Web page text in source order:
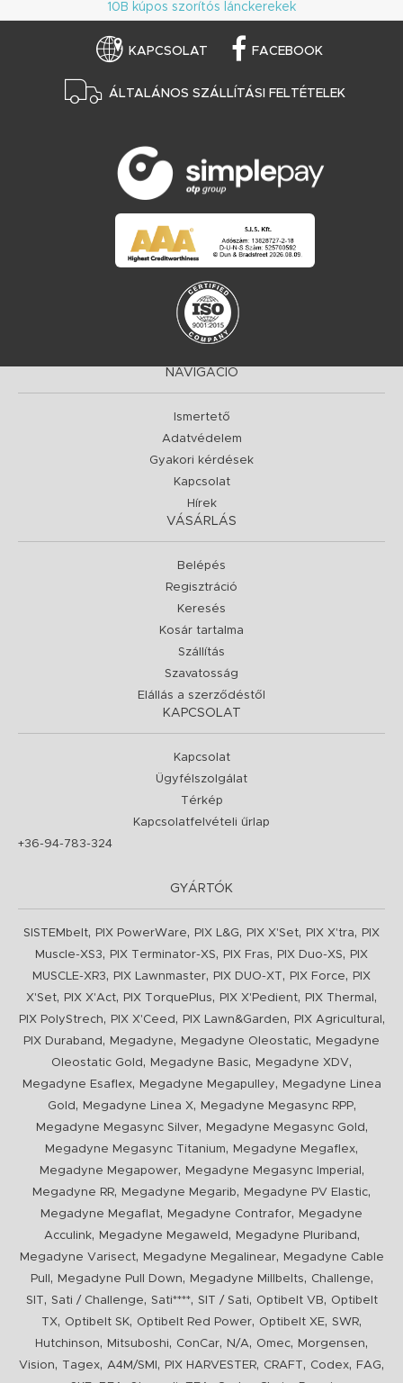
10B kúpos szorítós lánckerekek
KAPCSOLAT FACEBOOK
ÁLTALÁNOS SZÁLLÍTÁSI FELTÉTELEK
NAVIGÁCIÓ
Ismertető
Adatvédelem
Gyakori kérdések
Kapcsolat
Hírek
VÁSÁRLÁS
Belépés
Regisztráció
Keresés
Kosár tartalma
Szállítás
Szavatosság
Elállás a szerződéstől
KAPCSOLAT
Kapcsolat
Ügyfélszolgálat
Térkép
Kapcsolatfelvételi űrlap
+36-94-783-324
GYÁRTÓK
SISTEMbelt, PIX PowerWare, PIX L&G, PIX X'Set, PIX X'tra,
PIX
Muscle-XS3, PIX Terminator-XS, PIX Fras, PIX Duo-XS,
PIX
MUSCLE-XR3, PIX Lawnmaster, PIX DUO-XT , PIX Force,
PIX
X'Set, PIX X'Act, PIX TorquePlus, PIX X'Pedient, PIX Thermal ,
PIX PolyStrech, PIX X'Ceed , PIX Lawn&Garden, PIX Agricultural ,
PIX Duraband , Megadyne, Megadyne Oleostatic,
Megadyne
Oleostatic Gold , Megadyne Basic, Megadyne XDV,
Megadyne Esaflex, Megadyne Megapulley,
Megadyne Linea
Gold , Megadyne Linea X, Megadyne Megasync RPP,
Megadyne Megasync Silver, Megadyne Megasync Gold ,
Megadyne Megasync Titanium, Megadyne Megaflex,
Megadyne Megapower, Megadyne Megasync Imperial ,
Megadyne RR, Megadyne Megarib, Megadyne PV Elastic,
Megadyne Megaflat, Megadyne Contrafor,
Megadyne
Acculink, Megadyne Megaweld , Megadyne Pluriband ,
Megadyne Varisect, Megadyne Megalinear,
Megadyne Cable
Pull
, Megadyne Pull Down, Megadyne Millbelts, Challenge,
SIT , Sati / Challenge, Sati****, SIT / Sati, Optibelt VB, Optibelt
TX, Optibelt SK, Optibelt Red Power, Optibelt XE, SWR,
Hutchinson, Mitsuboshi, ConCar, N/A, Omec, Morgensen,
Vision, Tagex, A4M/SMI , PIX HARVESTER, CRAFT , Codex, FAG,